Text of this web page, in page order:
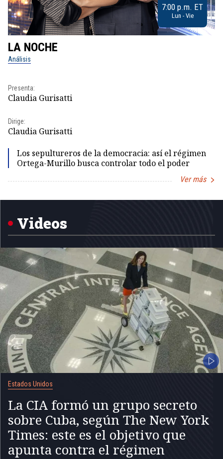
7:00 p.m. ET
Lun - Vie
LA NOCHE
Análisis
Presenta:
Claudia Gurisatti
Dirige:
Claudia Gurisatti
Los sepultureros de la democracia: así el régimen
Ortega-Murillo busca controlar todo el poder
Ver más
Videos
Estados Unidos
La CIA formó un grupo secreto
sobre Cuba, según The New York
Times: este es el objetivo que
apunta contra el régimen